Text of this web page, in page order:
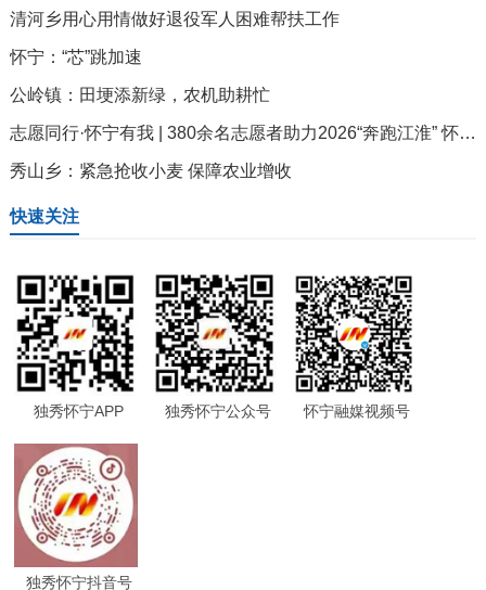
清河乡用心用情做好退役军人困难帮扶工作
怀宁：“芯”跳加速
公岭镇：田埂添新绿，农机助耕忙
志愿同行·怀宁有我 | 380余名志愿者助力2026“奔跑江淮” 怀宁县和美乡村健康跑
秀山乡：紧急抢收小麦 保障农业增收
快速关注
独秀怀宁APP 独秀怀宁公众号 怀宁融媒视频号
独秀怀宁抖音号